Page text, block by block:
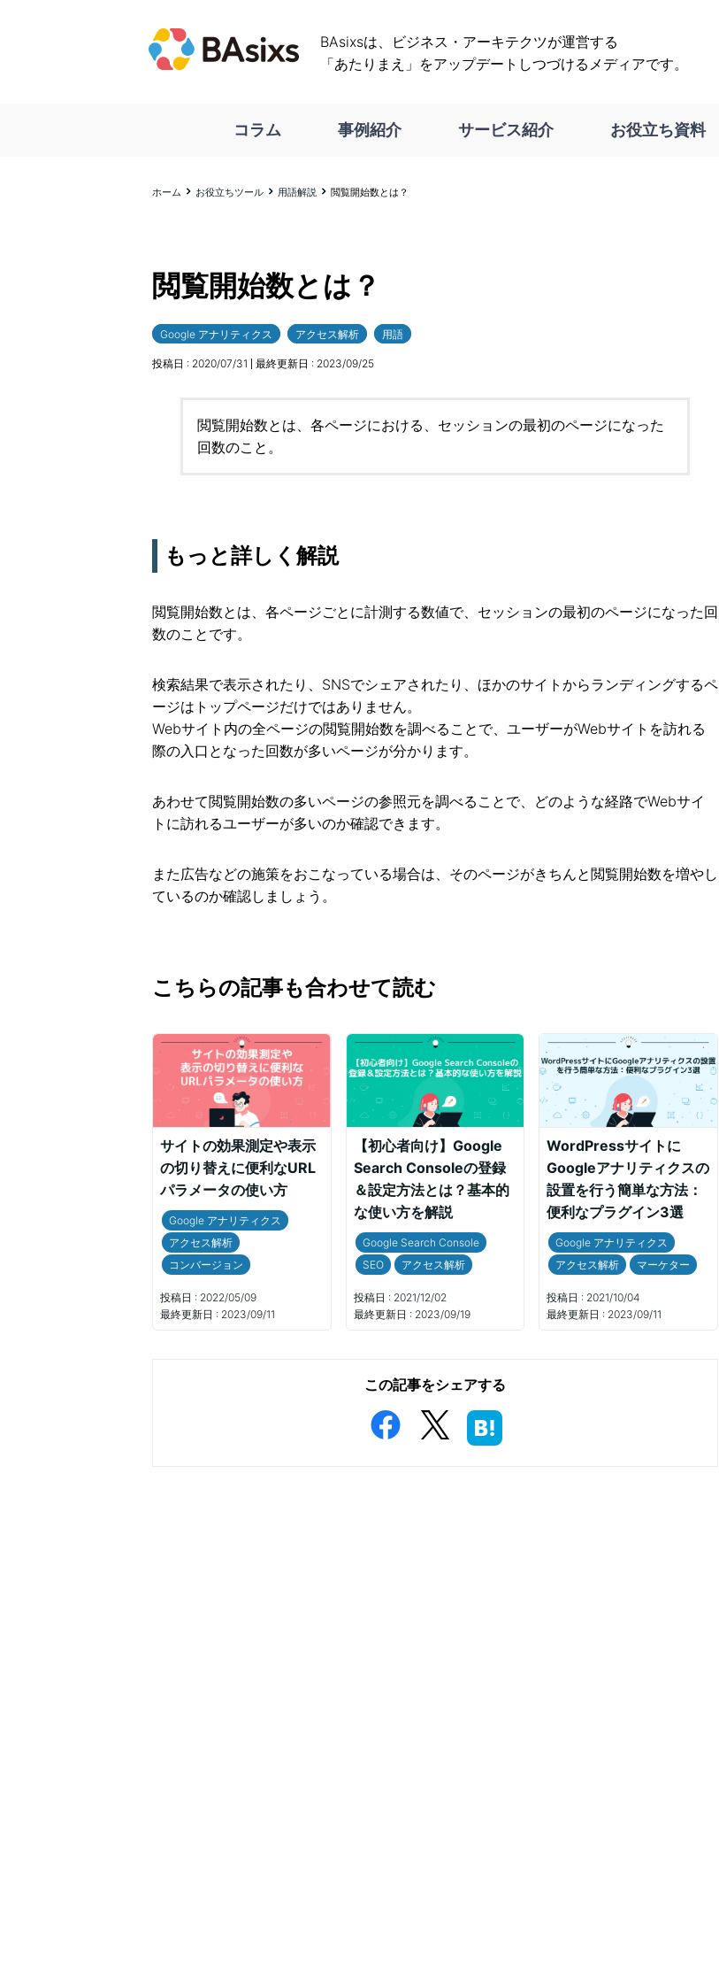
BAsixsは、ビジネス・アーキテクツが運営する
「あたりまえ」をアップデートしつづけるメディアです。
コラム 事例紹介 サービス紹介 お役立ち資料
ホーム お役立ちツール 用語解説 閲覧開始数とは？
閲覧開始数とは？
Google アナリティクス アクセス解析 用語
投稿日 : 2020/07/31 最終更新日 : 2023/09/25
閲覧開始数とは、各ページにおける、セッションの最初のページになった
回数のこと。
もっと詳しく解説
閲覧開始数とは、各ページごとに計測する数値で、セッションの最初のページになった回
数のことです。
検索結果で表示されたり、SNSでシェアされたり、ほかのサイトからランディングするペ
ージはトップページだけではありません。
Webサイト内の全ページの閲覧開始数を調べることで、ユーザーがWebサイトを訪れる
際の入口となった回数が多いページが分かります。
あわせて閲覧開始数の多いページの参照元を調べることで、どのような経路でWebサイ
トに訪れるユーザーが多いのか確認できます。
また広告などの施策をおこなっている場合は、そのページがきちんと閲覧開始数を増やし
ているのか確認しましょう。
こちらの記事も合わせて読む
サイトの効果測定や表示
の切り替えに便利なURL
パラメータの使い方
Google アナリティクス
アクセス解析
コンバージョン
投稿日 : 2022/05/09
最終更新日 : 2023/09/11
【初心者向け】Google
Search Consoleの登録
＆設定方法とは？基本的
な使い方を解説
Google Search Console
SEO
アクセス解析
投稿日 : 2021/12/02
最終更新日 : 2023/09/19
WordPressサイトに
Googleアナリティクスの
設置を行う簡単な方法：
便利なプラグイン3選
Google アナリティクス
アクセス解析
マーケター
投稿日 : 2021/10/04
最終更新日 : 2023/09/11
この記事をシェアする